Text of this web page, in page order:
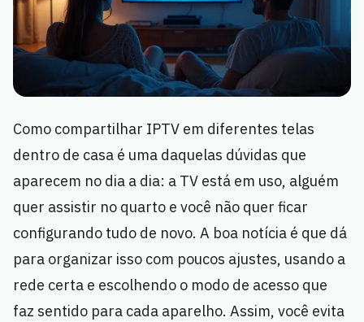
Como compartilhar IPTV em diferentes telas
dentro de casa é uma daquelas dúvidas que
aparecem no dia a dia: a TV está em uso, alguém
quer assistir no quarto e você não quer ficar
configurando tudo de novo. A boa notícia é que dá
para organizar isso com poucos ajustes, usando a
rede certa e escolhendo o modo de acesso que
faz sentido para cada aparelho. Assim, você evita